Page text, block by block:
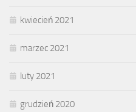
kwiecień 2021
marzec 2021
luty 2021
grudzień 2020